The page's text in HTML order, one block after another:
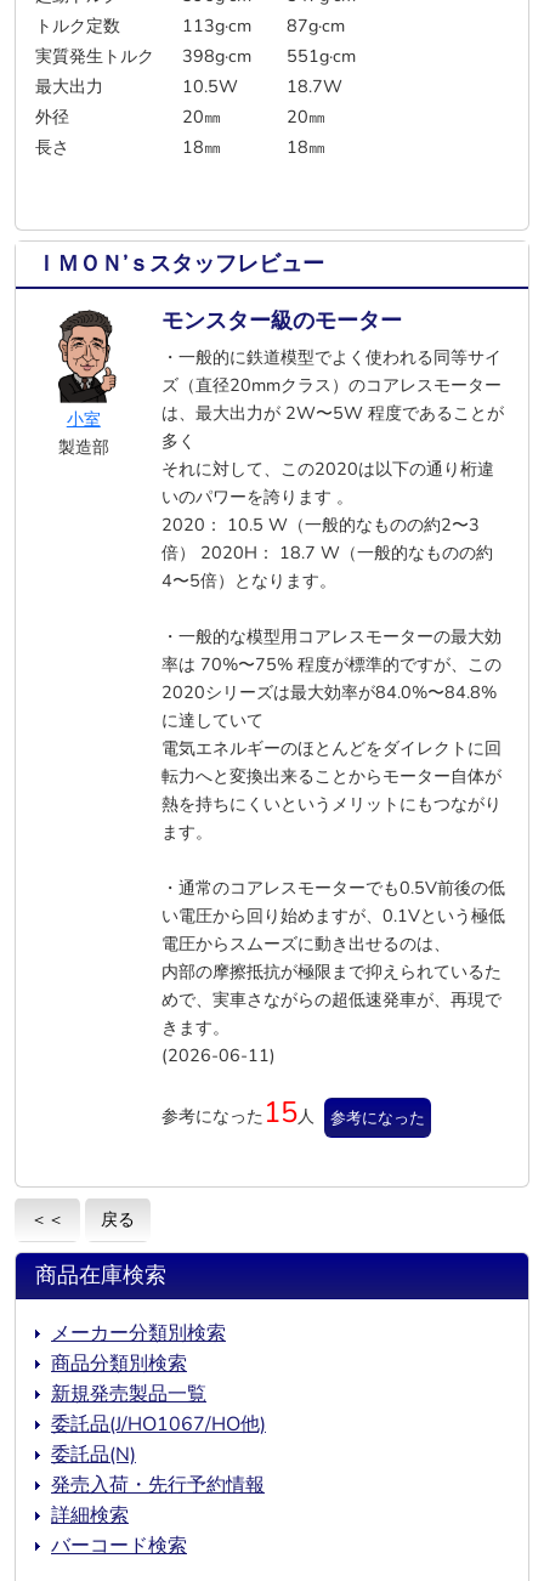
トルク定数
113g·cm
87g·cm
実質発生トルク
398g·cm
551g·cm
最大出力
10.5W
18.7W
外径
20㎜
20㎜
長さ
18㎜ 18㎜
ＩＭＯＮ’ｓスタッフレビュー
小室
製造部
モンスター級のモーター
・一般的に鉄道模型でよく使われる同等サイ
ズ（直径20mmクラス）のコアレスモーター
は、最大出力が 2W〜5W 程度であることが
多く
それに対して、この2020は以下の通り桁違
いのパワーを誇ります 。
2020： 10.5 W（一般的なものの約2〜3
倍） 2020H： 18.7 W（一般的なものの約
4〜5倍）となります。
・一般的な模型用コアレスモーターの最大効
率は 70%〜75% 程度が標準的ですが、この
2020シリーズは最大効率が84.0%〜84.8%
に達していて
電気エネルギーのほとんどをダイレクトに回
転力へと変換出来ることからモーター自体が
熱を持ちにくいというメリットにもつながり
ます。
・通常のコアレスモーターでも0.5V前後の低
い電圧から回り始めますが、0.1Vという極低
電圧からスムーズに動き出せるのは、
内部の摩擦抵抗が極限まで抑えられているた
めで、実車さながらの超低速発車が、再現で
きます。
(2026-06-11)
参考になった 15人 参考になった
＜＜ 戻る
商品在庫検索
メーカー分類別検索
商品分類別検索
新規発売製品一覧
委託品(J/HO1067/HO他)
委託品(N)
発売入荷・先行予約情報
詳細検索
バーコード検索